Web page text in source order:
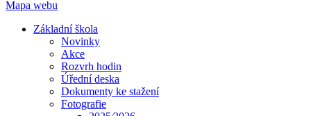
Mapa webu
Základní škola
Novinky
Akce
Rozvrh hodin
Úřední deska
Dokumenty ke stažení
Fotografie